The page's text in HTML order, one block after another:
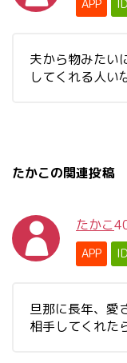
APP ID
夫から物みたい
してくれる人い
たかこの関連投稿
たかこ
APP ID
旦那に長年、愛
相手してくれた